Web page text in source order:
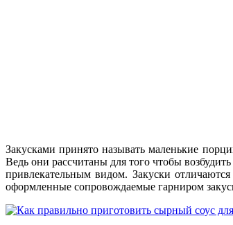
Закусками принято называть маленькие
Ведь они рассчитаны для того чтобы
привлекательным видом. Закуски
оформленные сопровождаемые гарниром